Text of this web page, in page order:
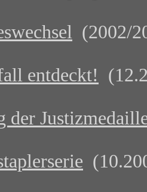
(2002/
entdeckt!
der